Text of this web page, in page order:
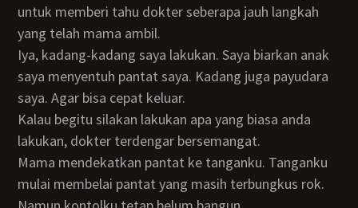
untuk memberi tahu dokter seberapa jauh langkah
yang telah mama ambil.
Iya, kadang-kadang saya lakukan. Saya biarkan anak
saya menyentuh pantat saya. Kadang juga payudara
saya. Agar bisa cepat keluar.
Kalau begitu silakan lakukan apa yang biasa anda
lakukan, dokter terdengar bersemangat.
Mama mendekatkan pantat ke tanganku. Tanganku
mulai membelai pantat yang masih terbungkus rok.